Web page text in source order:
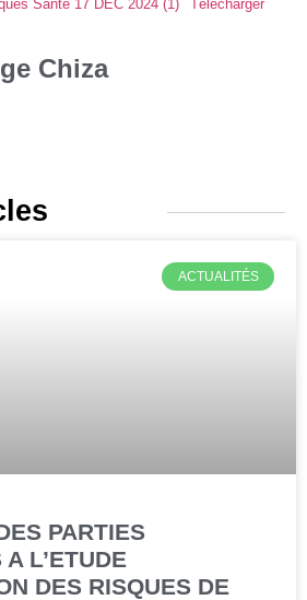
Santé 17 DEC 2024 (1) Télécharger
Chiza
ACTUALITÉS
PARTIES
L’ETUDE
DES RISQUES DE